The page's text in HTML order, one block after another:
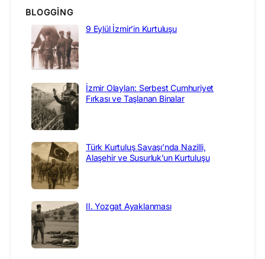
BLOGGING
9 Eylül İzmir’in Kurtuluşu
İzmir Olayları: Serbest Cumhuriyet
Fırkası ve Taşlanan Binalar
Türk Kurtuluş Savaşı’nda Nazilli,
Alaşehir ve Susurluk’un Kurtuluşu
II. Yozgat Ayaklanması